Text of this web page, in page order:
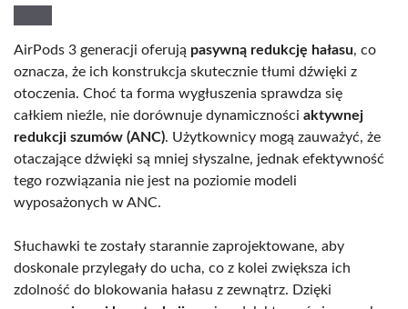
AirPods 3 generacji oferują pasywną redukcję hałasu, co
oznacza, że ich konstrukcja skutecznie tłumi dźwięki z
otoczenia. Choć ta forma wygłuszenia sprawdza się
całkiem nieźle, nie dorównuje dynamiczności aktywnej
redukcji szumów (ANC). Użytkownicy mogą zauważyć, że
otaczające dźwięki są mniej słyszalne, jednak efektywność
tego rozwiązania nie jest na poziomie modeli
wyposażonych w ANC.
Słuchawki te zostały starannie zaprojektowane, aby
doskonale przylegały do ucha, co z kolei zwiększa ich
zdolność do blokowania hałasu z zewnątrz. Dzięki